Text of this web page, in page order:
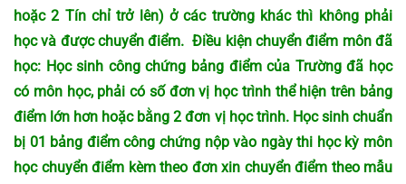
hoặc 2 Tín chỉ trở lên) ở các trường khác thì không phải
học và được chuyển điểm. Điều kiện chuyển điểm môn đã
học: Học sinh công chứng bảng điểm của Trường đã học
có môn học, phải có số đơn vị học trình thể hiện trên bảng
điểm lớn hơn hoặc bằng 2 đơn vị học trình. Học sinh chuẩn
bị 01 bảng điểm công chứng nộp vào ngày thi học kỳ môn
học chuyển điểm kèm theo đơn xin chuyển điểm theo mẫu